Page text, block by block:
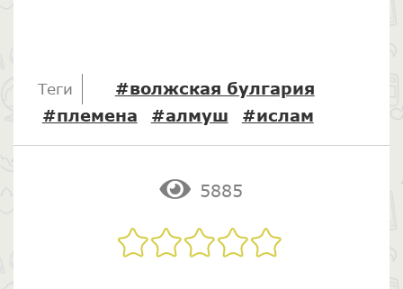
Теги
#волжская булгария
#племена
#алмуш #ислам
5885